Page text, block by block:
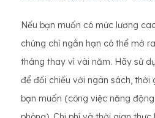
Nếu bạn muốn có mức lương
chứng chỉ ngắn hạn có thể mở
tháng thay vì vài năm. Hãy sử
để đối chiếu với ngân sách, thời
bạn muốn (công việc năng